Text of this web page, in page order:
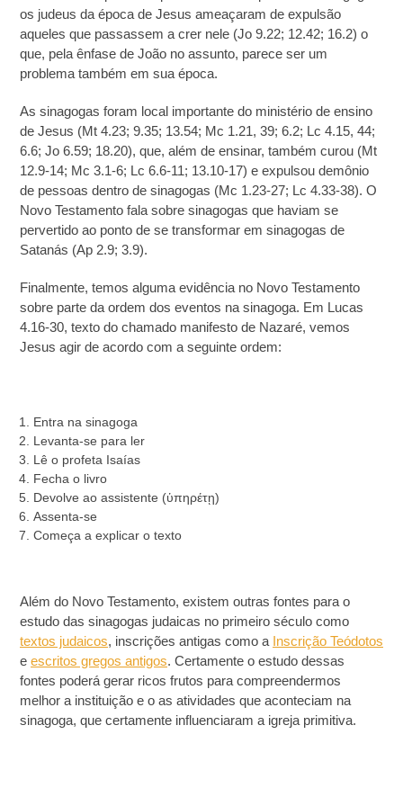
os judeus da época de Jesus ameaçaram de expulsão
aqueles que passassem a crer nele (Jo 9.22; 12.42; 16.2) o
que, pela ênfase de João no assunto, parece ser um
problema também em sua época.
As sinagogas foram local importante do ministério de ensino
de Jesus (Mt 4.23; 9.35; 13.54; Mc 1.21, 39; 6.2; Lc 4.15, 44;
6.6; Jo 6.59; 18.20), que, além de ensinar, também curou (Mt
12.9-14; Mc 3.1-6; Lc 6.6-11; 13.10-17) e expulsou demônio
de pessoas dentro de sinagogas (Mc 1.23-27; Lc 4.33-38). O
Novo Testamento fala sobre sinagogas que haviam se
pervertido ao ponto de se transformar em sinagogas de
Satanás (Ap 2.9; 3.9).
Finalmente, temos alguma evidência no Novo Testamento
sobre parte da ordem dos eventos na sinagoga. Em Lucas
4.16-30, texto do chamado manifesto de Nazaré, vemos
Jesus agir de acordo com a seguinte ordem:
Entra na sinagoga
Levanta-se para ler
Lê o profeta Isaías
Fecha o livro
Devolve ao assistente (ὑπηρέτῃ)
Assenta-se
Começa a explicar o texto
Além do Novo Testamento, existem outras fontes para o
estudo das sinagogas judaicas no primeiro século como
textos judaicos, inscrições antigas como a Inscrição Teódotos
e escritos gregos antigos. Certamente o estudo dessas
fontes poderá gerar ricos frutos para compreendermos
melhor a instituição e o as atividades que aconteciam na
sinagoga, que certamente influenciaram a igreja primitiva.